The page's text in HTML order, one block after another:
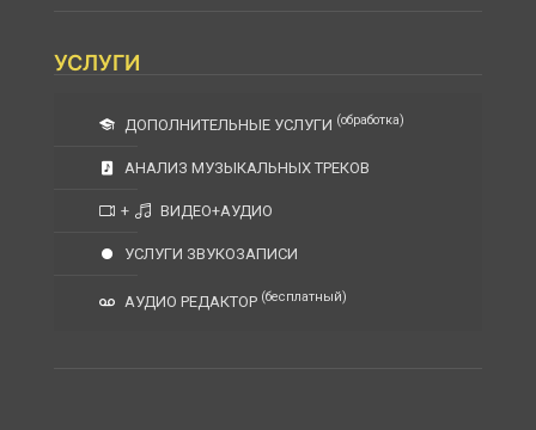
УСЛУГИ
ДОПОЛНИТЕЛЬНЫЕ УСЛУГИ (обработка)
АНАЛИЗ МУЗЫКАЛЬНЫХ ТРЕКОВ
+ ВИДЕО+АУДИО
УСЛУГИ ЗВУКОЗАПИСИ
АУДИО РЕДАКТОР (бесплатный)